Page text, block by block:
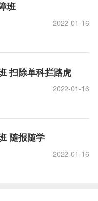
班
2022-01-16
扫除单科拦路虎
2022-01-16
随报随学
2022-01-16